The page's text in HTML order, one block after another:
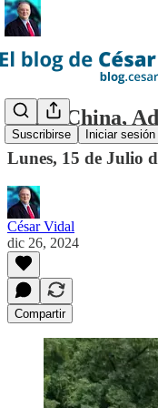
Suscribirse Iniciar sesión
Adiós China,
Lunes, 15 de Julio
César Vidal
dic 26, 2024
Compartir